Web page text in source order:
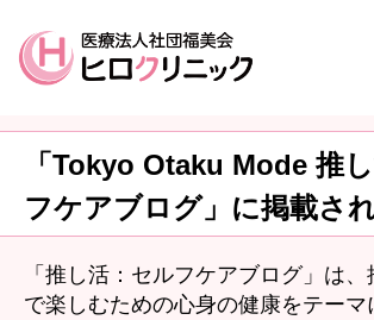
「Tokyo Otaku Mode 推
フケアブログ」に掲載さ
「推し活：セルフケアブログ」は
で楽しむための心身の健康をテーマ